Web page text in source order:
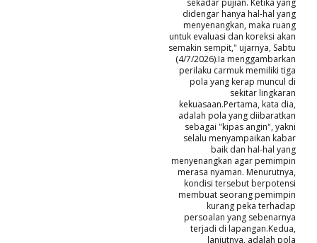
sekadar pujian. Ketika yang
didengar hanya hal-hal yang
menyenangkan, maka ruang
untuk evaluasi dan koreksi akan
semakin sempit," ujarnya, Sabtu
(4/7/2026).Ia menggambarkan
perilaku carmuk memiliki tiga
pola yang kerap muncul di
sekitar lingkaran
kekuasaan.Pertama, kata dia,
adalah pola yang diibaratkan
sebagai "kipas angin", yakni
selalu menyampaikan kabar
baik dan hal-hal yang
menyenangkan agar pemimpin
merasa nyaman. Menurutnya,
kondisi tersebut berpotensi
membuat seorang pemimpin
kurang peka terhadap
persoalan yang sebenarnya
terjadi di lapangan.Kedua,
lanjutnya, adalah pola